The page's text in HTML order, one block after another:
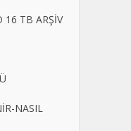
16 TB ARŞİV
NASIL